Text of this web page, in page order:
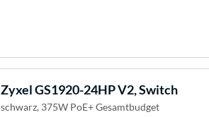
ZyxelGS1920-24HP V2, Switch
schwarz, 375W PoE+ Gesamtbudget